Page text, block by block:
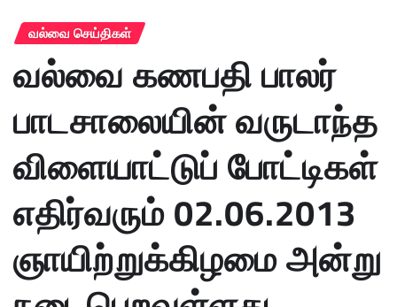
வல்வை செய்திகள்
வல்வை கணபதி பாலர்
பாடசாலையின் வருடாந்த
விளையாட்டுப் போட்டிகள்
எதிர்வரும் 02.06.2013
ஞாயிற்றுக்கிழமை அன்று